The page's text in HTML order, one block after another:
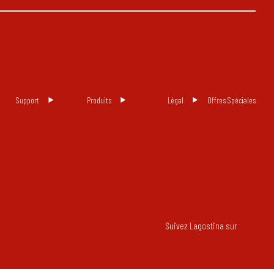
Support Produits Légal Offres Spéciales
Suivez Lagostina sur